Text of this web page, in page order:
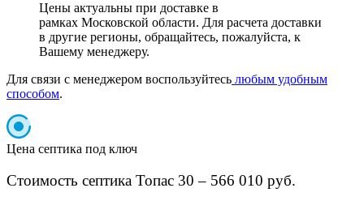
Цены актуальны при доставке в
рамках Московской области. Для расчета доставки
в другие регионы, обращайтесь, пожалуйста, к
Вашему менеджеру.
Для связи с менеджером воспользуйтесь любым удобным
способом.
Цена септика под ключ
Стоимость септика Топас 30 – 566 010 руб.